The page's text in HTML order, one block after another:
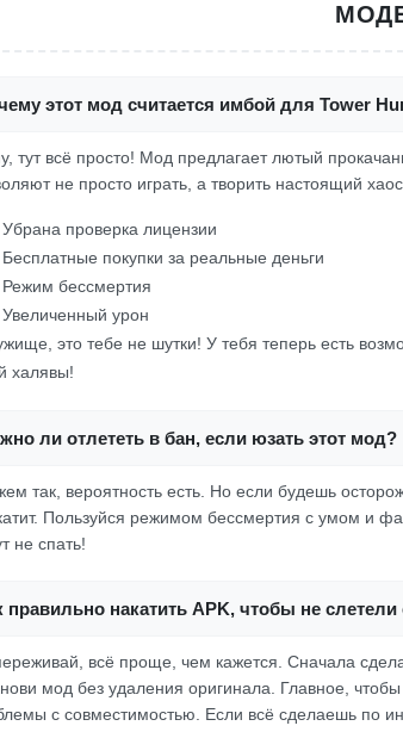
этот мод считается имбой для Tower
тут всё просто! Мод предлагает лютый
не просто играть, а творить настоящий хаос.
Убрана проверка лицензии
Бесплатные покупки за реальные деньги
Режим бессмертия
Увеличенный урон
это тебе не шутки! У тебя теперь есть
халявы!
ли отлететь в бан, если юзать этот мод?
так, вероятность есть. Но если будешь
Пользуйся режимом бессмертия с умом и
не спать!
правильно накатить APK, чтобы не
всё проще, чем кажется. Сначала
мод без удаления оригинала. Главное,
с совместимостью. Если всё сделаешь по